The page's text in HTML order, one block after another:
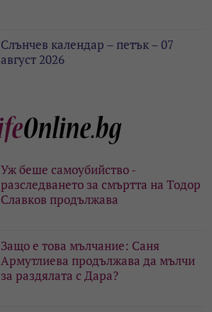
Слънчев календар – петък – 07
август 2026
Уж беше самоубийство -
разследването за смъртта на Тодор
Славков продължава
Защо е това мълчание: Саня
Армутлиева продължава да мълчи
за раздялата с Дара?